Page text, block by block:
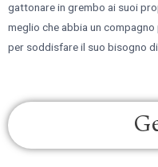
gattonare in grembo ai suoi
meglio che abbia un
per soddisfare il suo bisogno